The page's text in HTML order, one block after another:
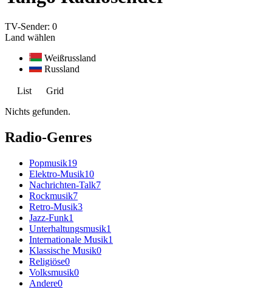
TV-Sender: 0
Land wählen
Weißrussland
Russland
List
Grid
Nichts gefunden.
Radio-Genres
Popmusik19
Elektro-Musik10
Nachrichten-Talk7
Rockmusik7
Retro-Musik3
Jazz-Funk1
Unterhaltungsmusik1
Internationale Musik1
Klassische Musik0
Religiöse0
Volksmusik0
Andere0